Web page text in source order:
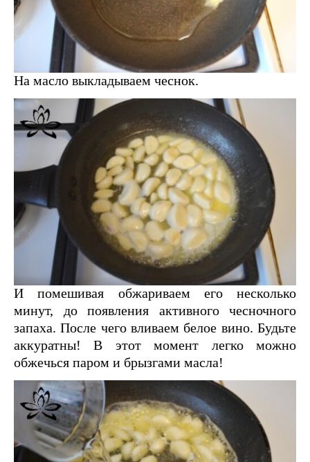
На масло выкладываем чеснок.
И помешивая обжариваем его несколько
минут, до появления активного чесночного
запаха. После чего вливаем белое вино. Будьте
аккуратны! В этот момент легко можно
обжечься паром и брызгами масла!